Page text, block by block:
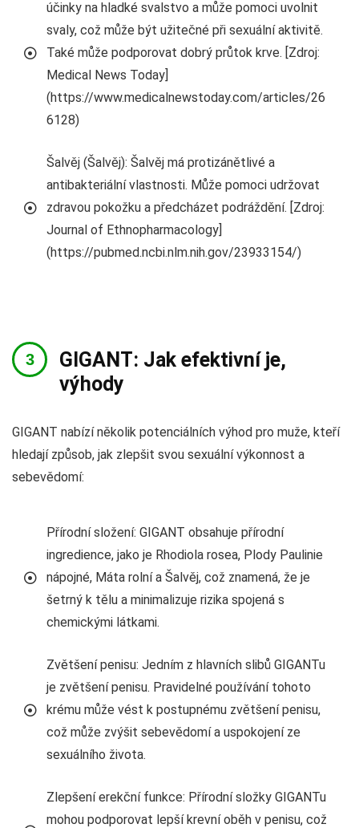
účinky na hladké svalstvo a může pomoci uvolnit
svaly, což může být užitečné při sexuální aktivitě.
Také může podporovat dobrý průtok krve. [Zdroj:
Medical News Today]
(https://www.medicalnewstoday.com/articles/26
6128)
Šalvěj (Šalvěj): Šalvěj má protizánětlivé a
antibakteriální vlastnosti. Může pomoci udržovat
zdravou pokožku a předcházet podráždění. [Zdroj:
Journal of Ethnopharmacology]
(https://pubmed.ncbi.nlm.nih.gov/23933154/)
GIGANT: Jak efektivní je,
výhody
GIGANT nabízí několik potenciálních výhod pro muže, kteří
hledají způsob, jak zlepšit svou sexuální výkonnost a
sebevědomí:
Přírodní složení: GIGANT obsahuje přírodní
ingredience, jako je Rhodiola rosea, Plody Paulinie
nápojné, Máta rolní a Šalvěj, což znamená, že je
šetrný k tělu a minimalizuje rizika spojená s
chemickými látkami.
Zvětšení penisu: Jedním z hlavních slibů GIGANTu
je zvětšení penisu. Pravidelné používání tohoto
krému může vést k postupnému zvětšení penisu,
což může zvýšit sebevědomí a uspokojení ze
sexuálního života.
Zlepšení erekční funkce: Přírodní složky GIGANTu
mohou podporovat lepší krevní oběh v penisu, což